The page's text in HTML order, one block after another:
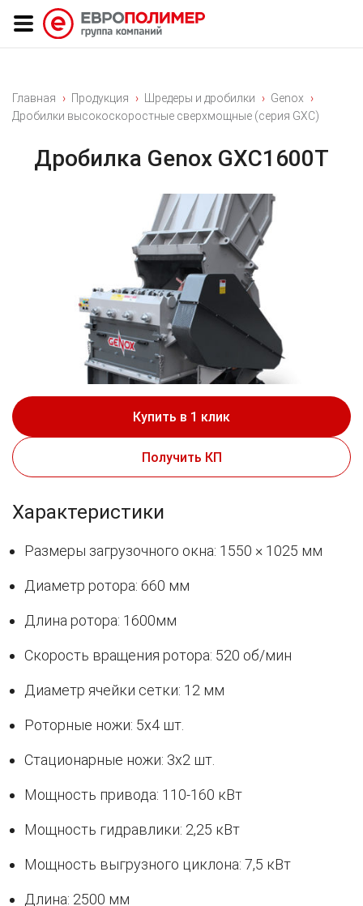
Главная Продукция Шредеры и дробилки
Genox
Дробилки высокоскоростные сверхмощные (серия GXC)
Дробилка Genox GXC1600Т
Купить в 1 клик
Получить КП
Характеристики
Размеры загрузочного окна: 1550 × 1025 мм
Диаметр ротора: 660 мм
Длина ротора: 1600мм
Скорость вращения ротора: 520 об/мин
Диаметр ячейки сетки: 12 мм
Роторные ножи: 5х4 шт.
Стационарные ножи: 3х2 шт.
Мощность привода: 110-160 кВт
Мощность гидравлики: 2,25 кВт
Мощность выгрузного циклона: 7,5 кВт
Длина: 2500 мм